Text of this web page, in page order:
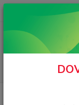
Chat / Online podpora - 24/7